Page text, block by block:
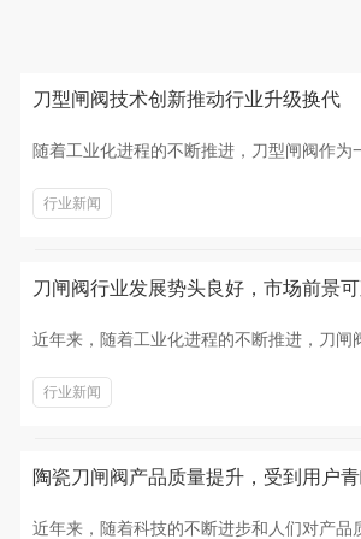
刀型闸阀技术创新推动行业升级换代
随着工业化进程的不断推进，刀型闸阀作为
行业新闻
刀闸阀行业发展势头良好，市场前景
近年来，随着工业化进程的不断推进，刀闸
行业新闻
陶瓷刀闸阀产品质量提升，受到用户
近年来，随着科技的不断进步和人们对产品